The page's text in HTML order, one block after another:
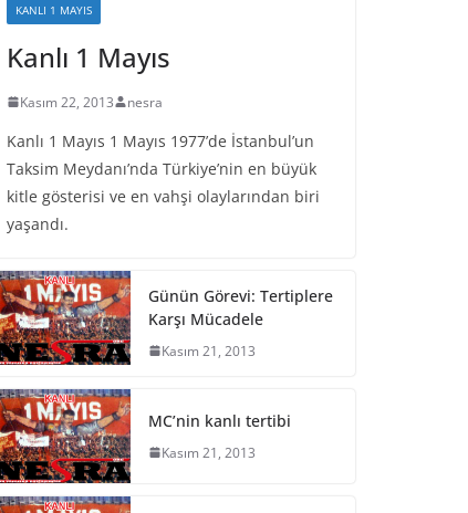
KANLI 1 MAYIS
Kanlı 1 Mayıs
Kasım 22, 2013 nesra
Kanlı 1 Mayıs 1 Mayıs 1977’de İstanbul’un
Taksim Meydanı’nda Türkiye’nin en büyük
kitle gösterisi ve en vahşi olaylarından biri
yaşandı.
Günün Görevi: Tertiplere
Karşı Mücadele
Kasım 21, 2013
MC’nin kanlı tertibi
Kasım 21, 2013